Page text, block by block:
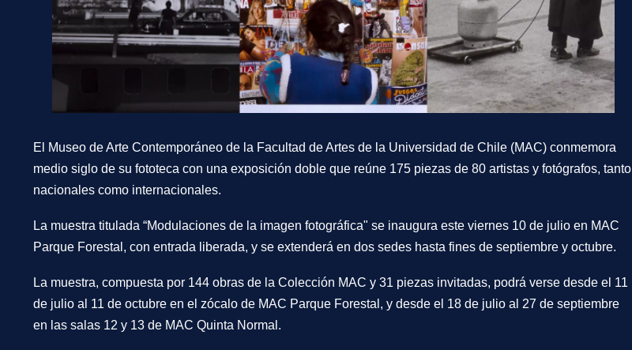
El Museo de Arte Contemporáneo de la Facultad de Artes de la Universidad de Chile (MAC) conmemora
medio siglo de su fototeca con una exposición doble que reúne 175 piezas de 80 artistas y fotógrafos, tanto
nacionales como internacionales.
La muestra titulada “Modulaciones de la imagen fotográfica" se inaugura este viernes 10 de julio en MAC
Parque Forestal, con entrada liberada, y se extenderá en dos sedes hasta fines de septiembre y octubre.
La muestra, compuesta por 144 obras de la Colección MAC y 31 piezas invitadas, podrá verse desde el 11
de julio al 11 de octubre en el zócalo de MAC Parque Forestal, y desde el 18 de julio al 27 de septiembre
en las salas 12 y 13 de MAC Quinta Normal.